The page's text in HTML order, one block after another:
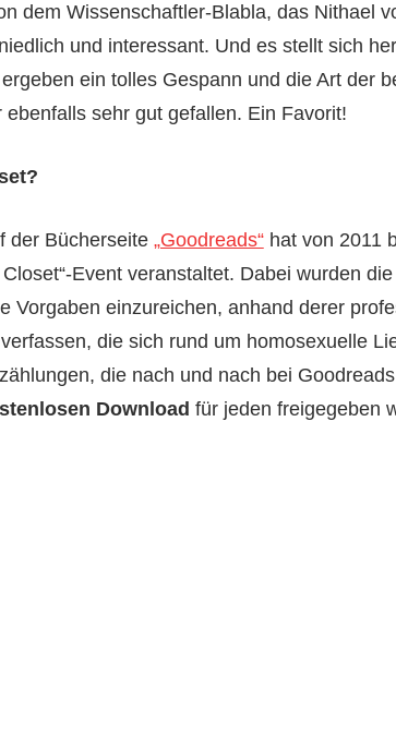
dem Wissenschaftler-Blabla, das Nithael
und interessant. Und es stellt sich
ein tolles Gespann und die Art der
sehr gut gefallen. Ein Favorit!
der Bücherseite „Goodreads“hat von 2011
Event veranstaltet. Dabei wurden
Vorgaben einzureichen, anhand derer
die sich rund um homosexuelle
die nach und nach bei
Download für jeden freigegeben